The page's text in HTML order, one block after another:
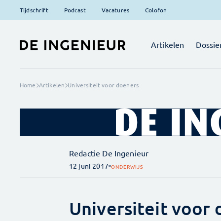
Tijdschrift Podcast Vacatures Colofon
Artikelen
Home Artikelen Universiteit voor doeners
Redactie De Ingenieur
12 juni 2017 ONDERWIJS
Universiteit voor